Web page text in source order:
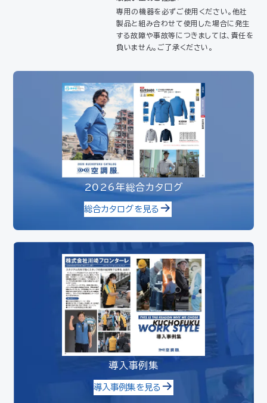
防爆デバイス取り
扱い店舗
専用の機器を必ずご使用ください。他社
製品と組み合わせて使用した場合に発生
する故障や事故等につきましては、責任を
負いません。ご了承ください。
2026年総合カタログ
総合カタログを見る
導入事例集
導入事例集を見る